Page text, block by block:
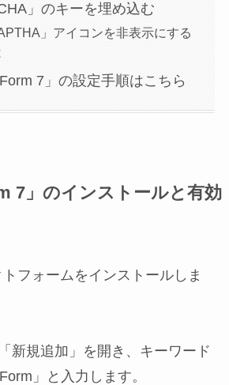
」のキーを埋め込む
」アイコンを非表示にする
Form 7」の設定手順はこちら
7」のインストールと有効
フォームをインストールしま
新規追加」を開き、キーワード
」と入力します。